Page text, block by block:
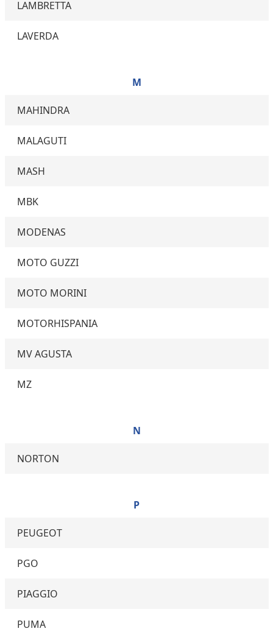
LAMBRETTA
LAVERDA
M
MAHINDRA
MALAGUTI
MASH
MBK
MODENAS
MOTO GUZZI
MOTO MORINI
MOTORHISPANIA
MV AGUSTA
MZ
N
NORTON
P
PEUGEOT
PGO
PIAGGIO
PUMA